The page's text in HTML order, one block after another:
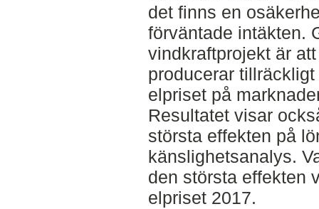
det finns en
förväntade intäkten.
vindkraftprojekt är
producerar
elpriset på
Resultatet visar
största effekten på
känslighetsanalys.
den största effekten
elpriset 2017.